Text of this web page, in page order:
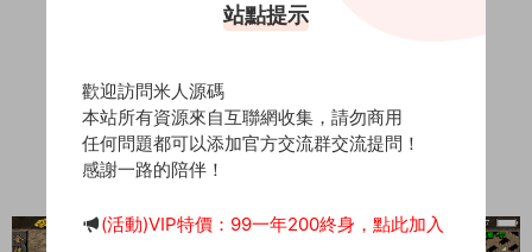
站點提示
歡迎訪問米人源碼
本站所有資源來自互聯網收集，請勿商用
任何問題都可以添加官方交流群交流提問！
感謝一路的陪伴！
(活動)VIP特價：99一年200終身，點此加入